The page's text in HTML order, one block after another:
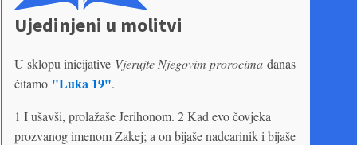
Ujedinjeni u molitvi
U sklopu inicijative Vjerujte Njegovim prorocima danas
čitamo "Luka 19".
1 I ušavši, prolažaše Jerihonom. 2 Kad evo čovjeka
prozvanog imenom Zakej; a on bijaše nadcarinik i bijaše